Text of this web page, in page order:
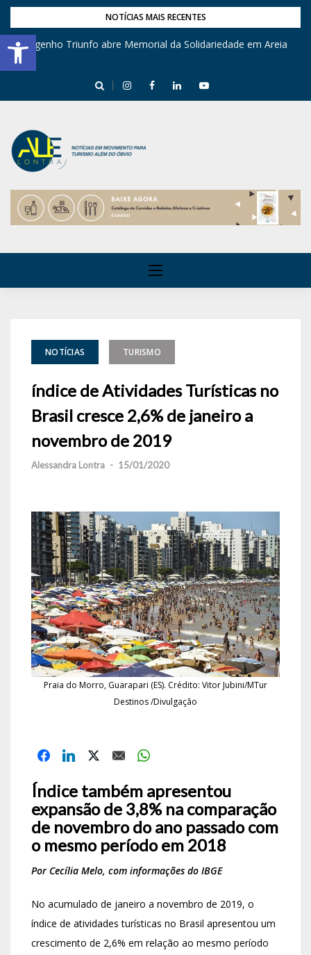
Barra de Ferramentas Aberta
NOTÍCIAS MAIS RECENTES
Engenho Triunfo abre Memorial da Solidariedade em Areia
NOTÍCIAS TURISMO
índice de Atividades Turísticas no
Brasil cresce 2,6% de janeiro a
novembro de 2019
Alessandra Lontra - 15/01/2020
Praia do Morro, Guarapari (ES). Crédito: Vitor Jubini/MTur
Destinos /Divulgação
Índice também apresentou
expansão de 3,8% na comparação
de novembro do ano passado com
o mesmo período em 2018
Por Cecília Melo, com informações do IBGE
No acumulado de janeiro a novembro de 2019, o
índice de atividades turísticas no Brasil apresentou um
crescimento de 2,6% em relação ao mesmo período